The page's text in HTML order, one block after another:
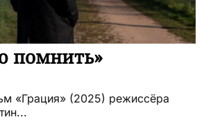
помнить»
«Грация» (2025) режиссёра